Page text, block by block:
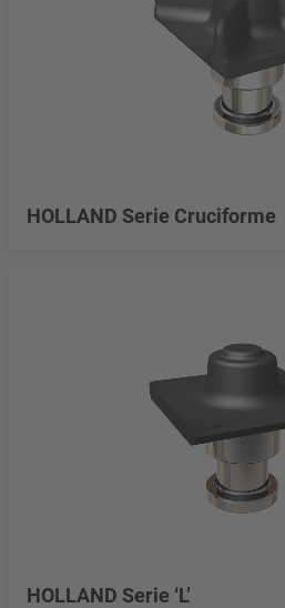
HOLLAND Serie Cruciforme
HOLLAND Serie ‘L’